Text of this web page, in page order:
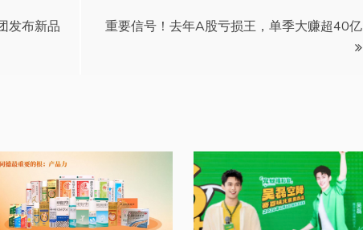
发布新品
重要信号！去年A股亏损王，单季大赚超40亿